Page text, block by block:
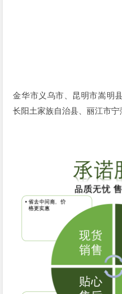
金华市义乌市、昆明市嵩明
长阳土家族自治县、丽江市宁